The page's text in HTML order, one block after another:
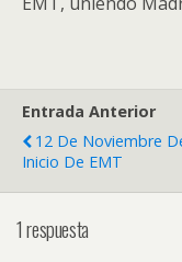
Entrada Anterior
12 De Noviembre
Inicio De EMT
1 respuesta